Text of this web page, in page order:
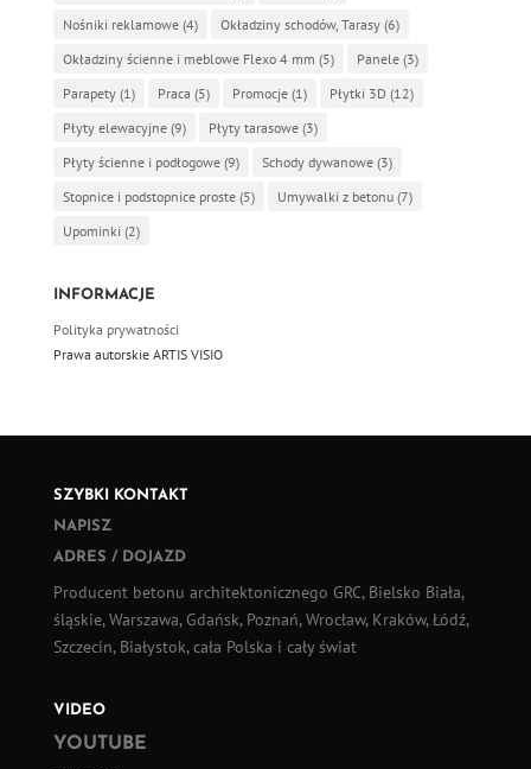
Nośniki reklamowe(4) Okładziny schodów, Tarasy(6)
Okładziny ścienne i meblowe Flexo 4 mm (5) Panele(3)
Parapety(1) Praca (5) Promocje(1) Płytki 3D (12)
Płyty elewacyjne(9) Płyty tarasowe(3)
Płyty ścienne i podłogowe(9) Schody dywanowe(3)
Stopnice i podstopnice proste(5) Umywalki z betonu(7)
Upominki (2)
INFORMACJE
Polityka prywatności
Prawa autorskie ARTIS VISIO
SZYBKI KONTAKT
NAPISZ
ADRES / DOJAZD
Producent betonu architektonicznego GRC, Bielsko Biała,
śląskie, Warszawa, Gdańsk, Poznań, Wrocław, Kraków, Łódź,
Szczecin, Białystok, cała Polska i cały świat
VIDEO
YOUTUBE